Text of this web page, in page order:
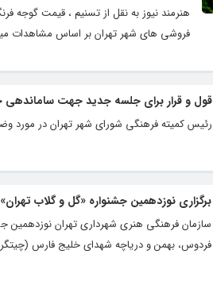
هنرمند نیوز به نقل از تسنیم ، قیمت گوجه
فروشی های شهر تهران بر اساس مشاهدات میدانی ۴۰ تا ۷۰ هزار تومان به فروش می رسد. این
قول و قرار برای جلسه جدید جهت ساماندهی
رئیس کمیته فرهنگی شورای شهر تهران در مورد
برگزاری نوزدهمین جشنواره «گل و گلاب تهران» در ۴ نقطه
فردوس، بهمن و دریاچه شهدای خلیج فارس